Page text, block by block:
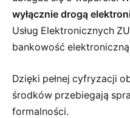
wyłącznie drogą
Usług Elektronicznych
bankowość
Dzięki pełnej cyfryzacji
środków przebiegają
formalności.